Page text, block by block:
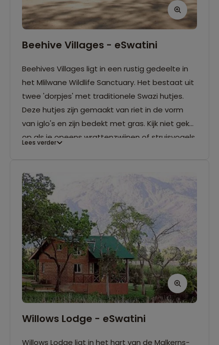
Beehive Villages - eSwatini
Beehives Villages ligt in een rustig gedeelte in
het Mlilwane Wildlife Sanctuary. Het bestaat uit
twee 'dorpjes' met traditionele Swazi hutjes.
Deze hutjes zijn gemaakt van riet in de vorm
van iglo's en zijn bedekt met gras. Kijk niet gek
op als je opeens wrattenzwijnen of struisvogels
persoonskamers en familiekamers. De meeste
kamers hebben eigen badkamerfaciliteiten.
Lees verder
Willows Lodge - eSwatini
Willows Lodge ligt in het hart van de Malkerns-